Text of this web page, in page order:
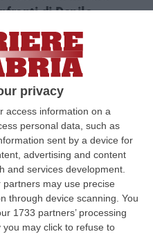
privacy
access information on a
personal data, such as
sent by a device for
advertising and content
and services development.
may use precise
through device scanning. You
1733 partners’ processing
may click to refuse to
di Danilo
Che ha
Antonio Quintieri.
“Testa del